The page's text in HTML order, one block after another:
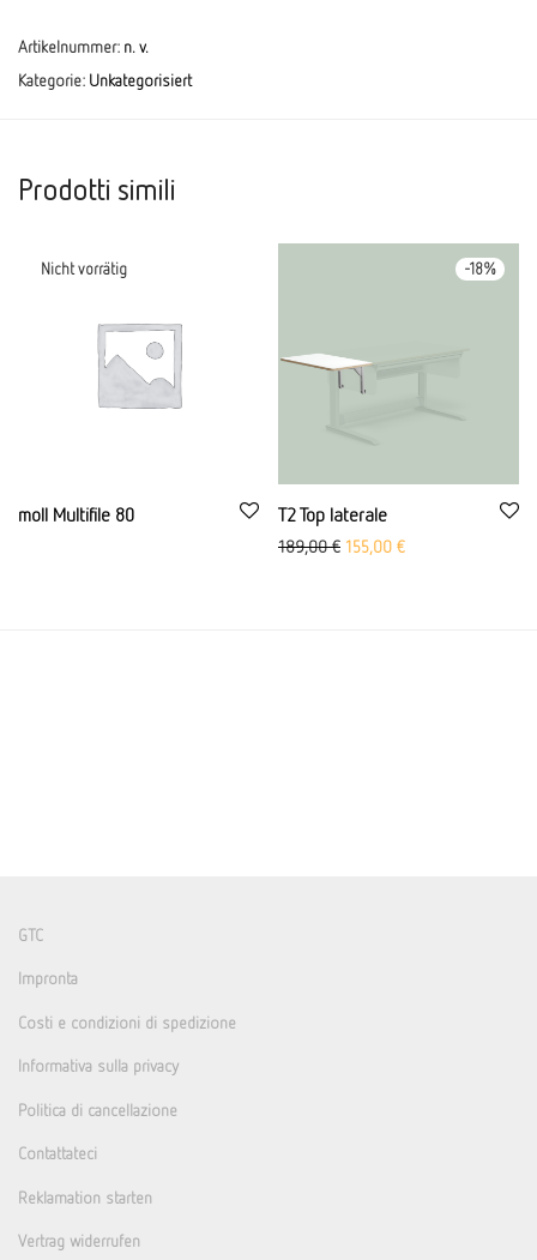
Artikelnummer: n. v.
Kategorie: Unkategorisiert
Prodotti simili
moll Multifile 80
-18%
T2 Top laterale
189,00€ Prezzo originale: 189,00 €
155,00 €Aktueller Preis ist:
GTC
Impronta
Costi e condizioni di spedizione
Informativa sulla privacy
Politica di cancellazione
Contattateci
Reklamation starten
Vertrag widerrufen